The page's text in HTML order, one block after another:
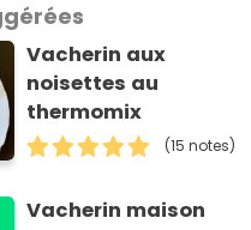
Vacherin aux
noisettes au
thermomix
(15 notes)
Vacherin maison